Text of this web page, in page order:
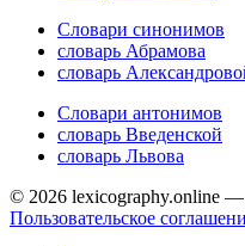
Словари синонимов
словарь Абрамова
словарь
Словари антонимов
словарь Введенской
словарь Львова
© 2026 lexicography.online —
Пользовательское